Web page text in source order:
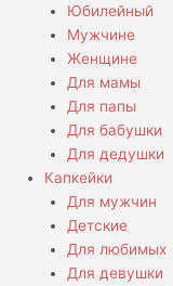
Юбилейный
Мужчине
Женщине
Для мамы
Для папы
Для бабушки
Для дедушки
Капкейки
Для мужчин
Детские
Для любимых
Для девушки